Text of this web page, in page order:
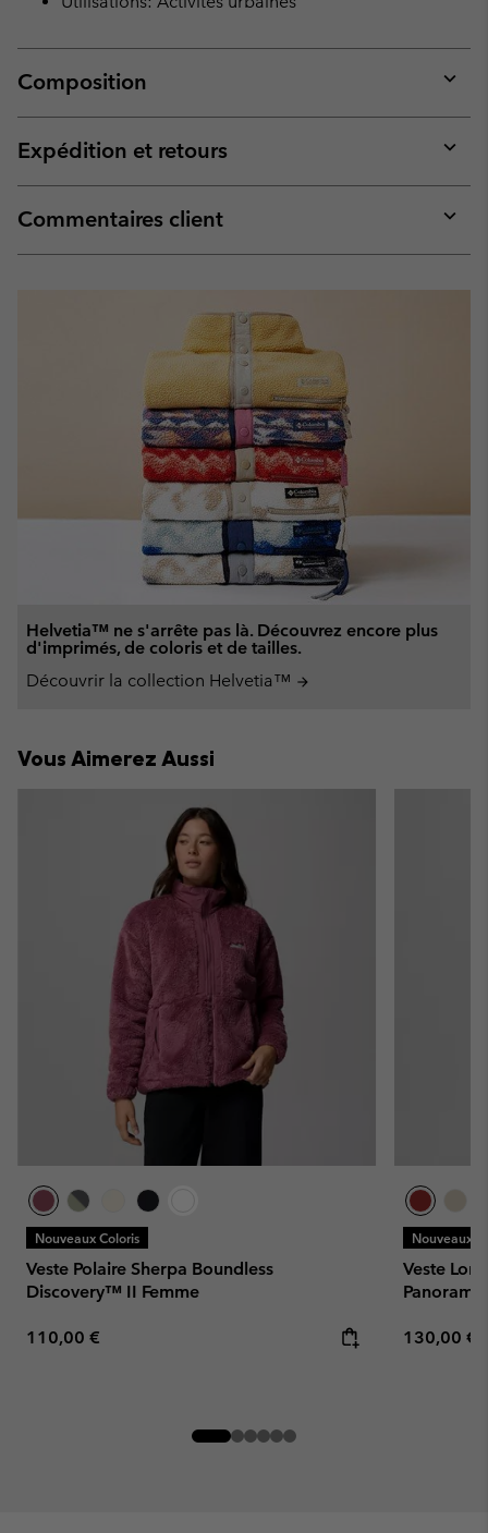
Composition
or
Expédition et retours
or
Commentaires client
or
Helvetia™ ne s'arrête pas là. Découvrez encore plus
d'imprimés, de coloris et de tailles.
Découvrir la collection Helvetia™ arrow_forward
Vous Aimerez Aussi
Nouveaux Coloris
Veste Polaire Sherpa Boundless
Discovery™ II Femme
Regular price:
110,00 €
Nouveaux
Veste
Regular
130,00 €